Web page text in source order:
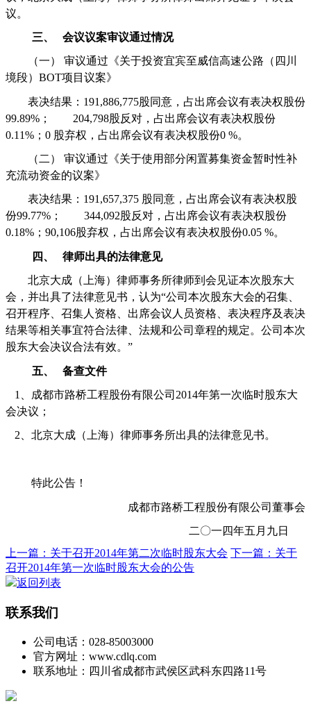
议。
三、 会议议案审议通过情况
（一） 审议通过《关于投资宜宾至威信高速公路（四川
境段） BOT项目议案》
表决结果： 191,886,775股同意，占出席会议有表决权股份
99.89% ； 204,798股反对 ， 占出席会议有表决权股份
0.11% ； 0 股弃权，占出席会议有表决权股份0 %。
（二） 审议通过《关于使用部分闲置募集资金暂时性补
充流动资金的议案》
表决结果： 191,657,375 股同意，占出席会议有表决权股
份99.77% ； 344,092股反对 ， 占出席会议有表决权股份
0.18% ； 90,106股弃权，占出席会议有表决权股份0.05 %。
四、 律师出具的法律意见
北京大成（上海）律师事务所律师到会见证本次股东大
会，并出具了法律意见书，认为“公司本次股东大会的召集、
召开程序、召集人资格、出席会议人员资格、表决程序及表决
结果等相关事宜符合法律、法规和公司章程的规定。公司本次
股东大会决议合法有效。”
五、 备查文件
1 、成都市路桥工程股份有限公司 2014年第一次临时股东大
会决议；
2、北京大成（上海）律师事务所出具的法律意见书。
特此公告！
成都市路桥工程股份有限公司董事会
二〇一四年五月九日
上一篇：关于召开2014年第二次临时股东大会 下一篇：关于
召开2014年第一次临时股东大会的公告
返回列表
联系我们
公司电话：028-85003000
官方网址：www.cdlq.com
联系地址：四川省成都市武侯区武科东四路11号